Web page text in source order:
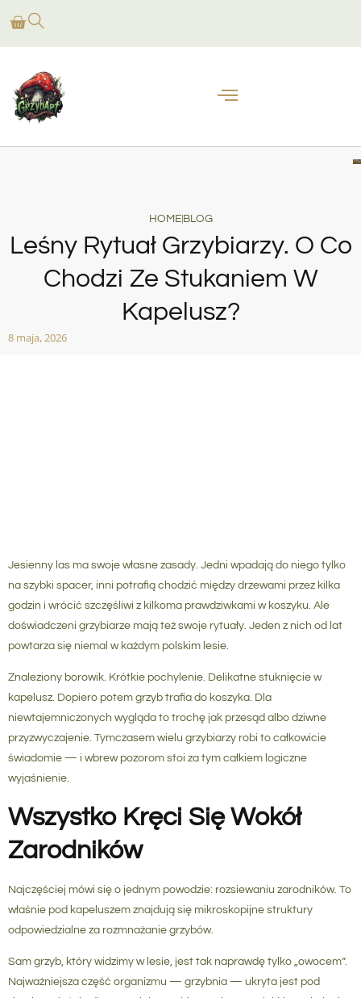
HOMEBLOG
Leśny Rytuał Grzybiarzy. O Co
Chodzi Ze Stukaniem W
Kapelusz?
8 maja, 2026
Jesienny las ma swoje własne zasady. Jedni wpadają do niego tylko
na szybki spacer, inni potrafią chodzić między drzewami przez kilka
godzin i wrócić szczęśliwi z kilkoma prawdziwkami w koszyku. Ale
doświadczeni grzybiarze mają też swoje rytuały. Jeden z nich od lat
powtarza się niemal w każdym polskim lesie.
Znaleziony borowik. Krótkie pochylenie. Delikatne stuknięcie w
kapelusz. Dopiero potem grzyb trafia do koszyka. Dla
niewtajemniczonych wygląda to trochę jak przesąd albo dziwne
przyzwyczajenie. Tymczasem wielu grzybiarzy robi to całkowicie
świadomie — i wbrew pozorom stoi za tym całkiem logiczne
wyjaśnienie.
Wszystko Kręci Się Wokół
Zarodników
Najczęściej mówi się o jednym powodzie: rozsiewaniu zarodników. To
właśnie pod kapeluszem znajdują się mikroskopijne struktury
odpowiedzialne za rozmnażanie grzybów.
Sam grzyb, który widzimy w lesie, jest tak naprawdę tylko „owocem”.
Najważniejsza część organizmu — grzybnia — ukryta jest pod